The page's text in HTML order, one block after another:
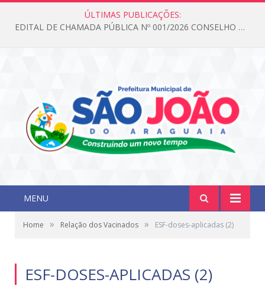
ÚLTIMAS PUBLICAÇÕES:
EDITAL DE CHAMADA PÚBLICA Nº 001/2026 CONSELHO DOS DIREITOS DA CRIANÇA E DO ADOLESCENTE
MENU
Home » Relação dos Vacinados » ESF-doses-aplicadas (2)
ESF-DOSES-APLICADAS (2)